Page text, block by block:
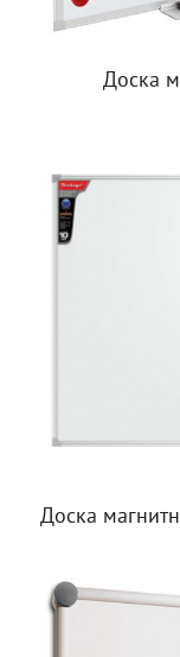
Доска
Доска